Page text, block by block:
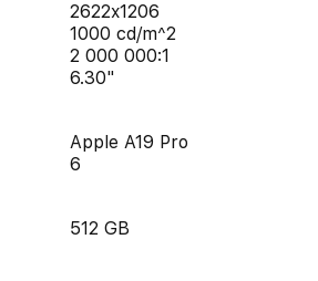
2622x1206
1000 cd/m^2
2 000 000:1
6.30"
Apple A19 Pro
6
512 GB